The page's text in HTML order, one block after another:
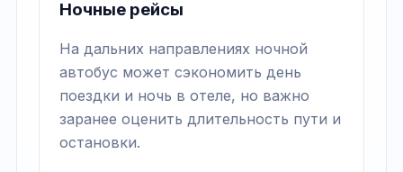
Ночные рейсы
На дальних направлениях ночной
автобус может сэкономить день
поездки и ночь в отеле, но важно
заранее оценить длительность пути и
остановки.